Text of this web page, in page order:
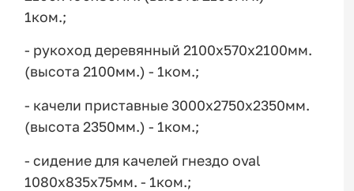
1ком.;
- рукоход деревянный 2100х570х2100мм.
(высота 2100мм.) - 1ком.;
- качели приставные 3000х2750х2350мм.
(высота 2350мм.) - 1ком.;
- сидение для качелей гнездо oval
1080х835х75мм. - 1ком.;